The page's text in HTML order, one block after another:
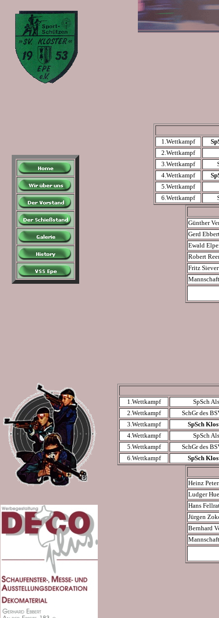
1.Wettkampf
2.Wettkampf
3.Wettkampf
4.Wettkampf
5.Wettkampf
6.Wettkampf
Günther
Gerd
Ewald
Robert
Fritz
1.Wettkampf
SpSch
2.Wettkampf
SchGr des
3.Wettkampf
SpSch
4.Wettkampf
SpSch
5.Wettkampf
SchGr des
6.Wettkampf
SpSch
Heinz
Ludger
Hans
Jürgen
Bernhard